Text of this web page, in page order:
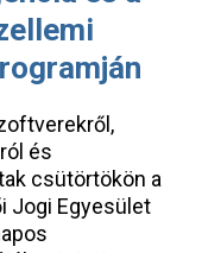
és
csütörtökön a
Jogi Egyesület